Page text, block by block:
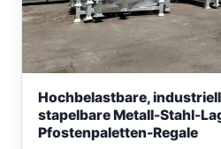
Hochbelastbare,
stapelbare Metall-Stahl-
Pfostenpaletten-Regale